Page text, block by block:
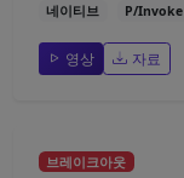
네이티브 P/Invoke
영상 자료
브레이크아웃